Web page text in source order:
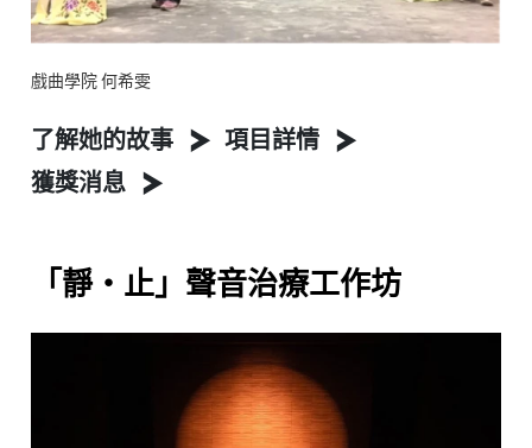
戲曲學院 何希雯
了解她的故事
項目詳情
獲獎消息
「靜‧止」聲音治療工作坊